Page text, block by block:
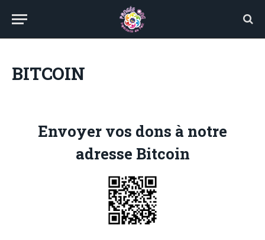
BITCOIN
Envoyer vos dons à notre
adresse Bitcoin